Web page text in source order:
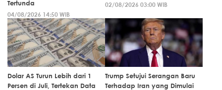
Tertunda
04/08/2026 14:50 WIB
02/08/2026 03:00 WIB
Dolar AS Turun Lebih dari 1
Persen di Juli, Tertekan Data
Trump Setujui Serangan Baru
Terhadap Iran yang Dimulai